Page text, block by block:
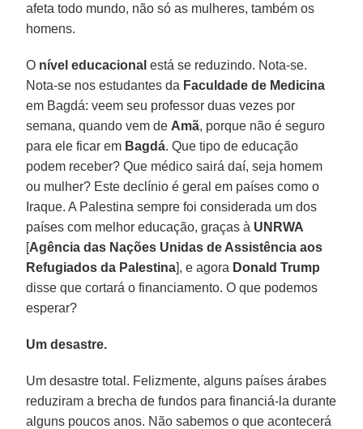
afeta todo mundo, não só as mulheres, também os
homens.
O nível educacional está se reduzindo. Nota-se.
Nota-se nos estudantes da Faculdade de Medicina
em Bagdá: veem seu professor duas vezes por
semana, quando vem de Amã, porque não é seguro
para ele ficar em Bagdá. Que tipo de educação
podem receber? Que médico sairá daí, seja homem
ou mulher? Este declínio é geral em países como o
Iraque. A Palestina sempre foi considerada um dos
países com melhor educação, graças à UNRWA
[Agência das Nações Unidas de Assistência aos
Refugiados da Palestina], e agora Donald Trump
disse que cortará o financiamento. O que podemos
esperar?
Um desastre.
Um desastre total. Felizmente, alguns países árabes
reduziram a brecha de fundos para financiá-la durante
alguns poucos anos. Não sabemos o que acontecerá